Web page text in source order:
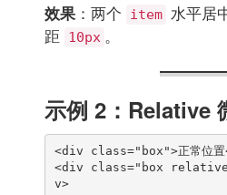
效果 ：两个 item 水平居
距
10px 。
示例 2：Relative
<div class="box">正常位
<div class="box relative-
v>